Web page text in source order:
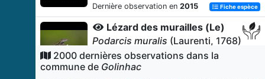
Dernière observation en 2015 Fiche espèce
Lézard des murailles (Le)
Podarcis muralis (Laurenti, 1768)
6observations
Dernière observation en
2000 dernières observations dans la
commune de Golinhac